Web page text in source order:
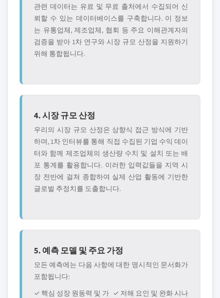
관련 데이터는 유료 및 무료 출처에서 수집되어 신
뢰할 수 있는 데이터베이스를 구축합니다. 이 정보
는 유통업체, 제조업체, 협회 등 주요 이해관계자의
검증을 받아 1차 연구와 시장 규모 산정을 지원하기
위해 통합됩니다.
4. 시장 규모 산정
우리의 시장 규모 산정은 상향식 접근 방식에 기반
하며, 1차 인터뷰를 통해 직접 수집된 기업 수익 데이
터와 함께 제조업체의 생산량 수치 및 설치 또는 배
포 통계를 활용합니다. 이러한 입력값들을 지역 시
장 전반에 걸쳐 종합하여 실제 산업 활동에 기반한
글로벌 추정치를 도출합니다.
5. 예측 모델 및 주요 가정
모든 예측에는 다음 사항에 대한 명시적인 문서화가
포함됩니다:
✓ 핵심 성장 원동력 및 가 ✓ 저해 요인 및 완화 시나